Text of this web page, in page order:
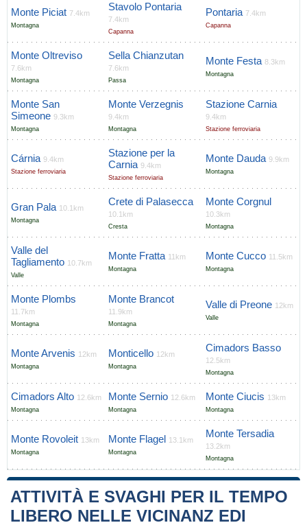
Monte Piciat 7.4km
Montagna
Stavolo Pontaria
7.4km
Capanna
Pontaria 7.4km
Capanna
Monte Oltreviso
7.6km
Montagna
Sella Chianzutan
7.6km
Passa
Monte Festa 8.3km
Montagna
Monte San
Simeone 9.3km
Montagna
Monte Verzegnis
9.4km
Montagna
Stazione Carnia
9.4km
Stazione ferroviaria
Cárnia 9.4km
Stazione ferroviaria
Stazione per la
Carnia 9.4km
Stazione ferroviaria
Monte Dauda 9.9km
Montagna
Gran Pala 10.1km
Montagna
Crete di Palasecca
10.1km
Cresta
Monte Corgnul
10.3km
Montagna
Valle del
Tagliamento 10.7km
Valle
Monte Fratta 11km
Montagna
Monte Cucco 11.5km
Montagna
Monte Plombs
11.7km
Montagna
Monte Brancot
11.9km
Montagna
Valle di Preone 12km
Valle
Monte Arvenis 12km
Montagna
Monticello 12km
Montagna
Cimadors Basso
12.5km
Montagna
Cimadors Alto 12.6km
Montagna
Monte Sernio 12.6km
Montagna
Monte Ciucis 13km
Montagna
Monte Rovoleit 13km
Montagna
Monte Flagel 13.1km
Montagna
Monte Tersadia
13.2km
Montagna
ATTIVITÀ E SVAGHI PER IL TEMPO
LIBERO NELLE VICINANZ EDI